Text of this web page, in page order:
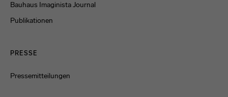
Bauhaus Imaginista Journal
Publikationen
PRESSE
Pressemitteilungen